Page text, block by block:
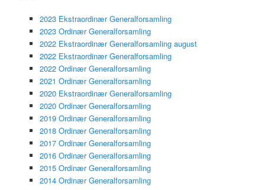
2023 Ekstraordinær Generalforsamling
2023 Ordinær Generalforsamling
2022 Ekstraordinær Generalforsamling august
2022 Ekstraordinær Generalforsamling
2022 Ordinær Generalforsamling
2021 Ordinær Generalforsamling
2020 Ekstraordinær Generalforsamling
2020 Ordinær Generalforsamling
2019 Ordinær Generalforsamling
2018 Ordinær Generalforsamling
2017 Ordinær Generalforsamling
2016 Ordinær Generalforsamling
2015 Ordinær Generalforsamling
2014 Ordinær Generalforsamling